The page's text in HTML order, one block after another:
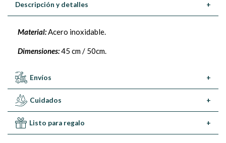
Descripción y detalles +
Material:Acero inoxidable.
Dimensiones:45 cm / 50cm.
Envíos +
Cuidados +
Listo para regalo +